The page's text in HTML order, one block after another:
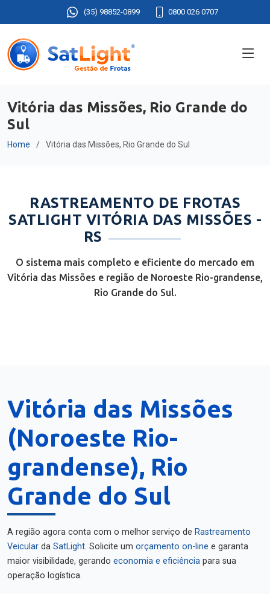
(35) 98852-0899 0800 026 0707
Vitória das Missões, Rio Grande do
Sul
Home Vitória das Missões, Rio Grande do Sul
RASTREAMENTO DE FROTAS
SATLIGHT VITÓRIA DAS MISSÕES -
RS
O sistema mais completo e eficiente do mercado em
Vitória das Missões e região de Noroeste Rio-grandense,
Rio Grande do Sul.
Vitória das Missões
(Noroeste Rio-
grandense), Rio
Grande do Sul
A região agora conta com o melhor serviço de Rastreamento
Veicular da SatLight. Solicite um orçamento on-line e garanta
maior visibilidade, gerando economia e eficiência para sua
operação logística.